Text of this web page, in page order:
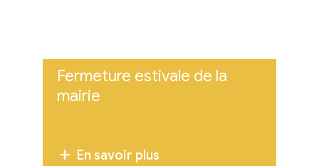
Fermeture estivale de la
mairie
En savoir plus